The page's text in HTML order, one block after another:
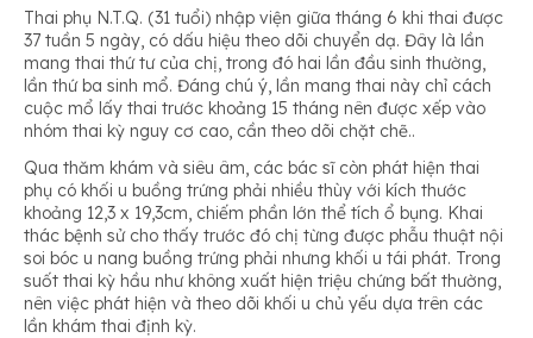
Thai phụ N.T.Q. (31 tuổi) nhập viện giữa tháng 6 khi thai được
37 tuần 5 ngày, có dấu hiệu theo dõi chuyển dạ. Đây là lần
mang thai thứ tư của chị, trong đó hai lần đầu sinh thường,
lần thứ ba sinh mổ. Đáng chú ý, lần mang thai này chỉ cách
cuộc mổ lấy thai trước khoảng 15 tháng nên được xếp vào
nhóm thai kỳ nguy cơ cao, cần theo dõi chặt chẽ..
Qua thăm khám và siêu âm, các bác sĩ còn phát hiện thai
phụ có khối u buồng trứng phải nhiều thùy với kích thước
khoảng 12,3 x 19,3cm, chiếm phần lớn thể tích ổ bụng. Khai
thác bệnh sử cho thấy trước đó chị từng được phẫu thuật nội
soi bóc u nang buồng trứng phải nhưng khối u tái phát. Trong
suốt thai kỳ hầu như không xuất hiện triệu chứng bất thường,
nên việc phát hiện và theo dõi khối u chủ yếu dựa trên các
lần khám thai định kỳ.